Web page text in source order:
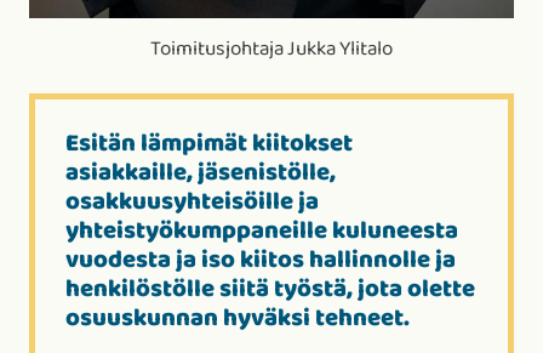
Toimitusjohtaja Jukka Ylitalo
Esitän lämpimät kiitokset
asiakkaille, jäsenistölle,
osakkuusyhteisöille ja
yhteistyökumppaneille kuluneesta
vuodesta ja iso kiitos hallinnolle ja
henkilöstölle siitä työstä, jota olette
osuuskunnan hyväksi tehneet.